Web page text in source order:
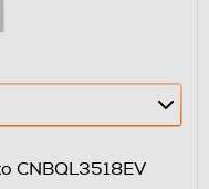
CNBQL3518EV